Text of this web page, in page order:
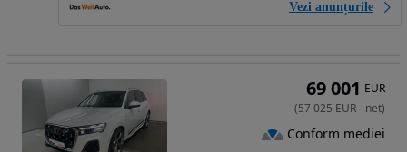
Vezi anunțurile
69 001 EUR
(57 025 EUR- net)
Conform mediei